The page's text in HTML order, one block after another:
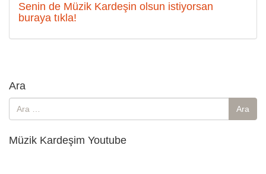
Senin de Müzik Kardeşin olsun istiyorsan
buraya tıkla!
Ara
Arama:
Ara
Müzik Kardeşim Youtube